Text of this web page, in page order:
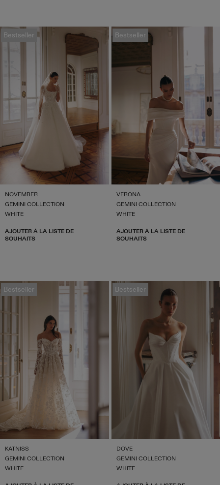
Bestseller
NOVEMBER
GEMINI COLLECTION
WHITE
AJOUTER À LA LISTE DE
SOUHAITS
Bestseller
VERONA
GEMINI COLLECTION
WHITE
AJOUTER À LA LISTE DE
SOUHAITS
Bestseller
KATNISS
GEMINI COLLECTION
WHITE
Bestseller
DOVE
GEMINI COLLECTION
WHITE